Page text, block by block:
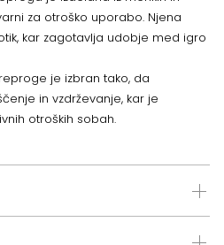
za otroško uporabo. Njena
kar zagotavlja udobje med igro
je izbran tako, da
in vzdrževanje, kar je
otroških sobah.